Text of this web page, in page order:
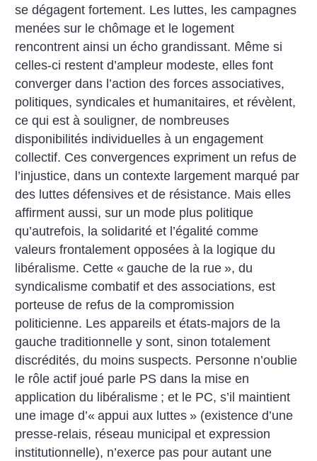
se dégagent fortement. Les luttes, les campagnes
menées sur le chômage et le logement
rencontrent ainsi un écho grandissant. Même si
celles-ci restent d’ampleur modeste, elles font
converger dans l’action des forces associatives,
politiques, syndicales et humanitaires, et révèlent,
ce qui est à souligner, de nombreuses
disponibilités individuelles à un engagement
collectif. Ces convergences expriment un refus de
l’injustice, dans un contexte largement marqué par
des luttes défensives et de résistance. Mais elles
affirment aussi, sur un mode plus politique
qu’autrefois, la solidarité et l’égalité comme
valeurs frontalement opposées à la logique du
libéralisme. Cette « gauche de la rue », du
syndicalisme combatif et des associations, est
porteuse de refus de la compromission
politicienne. Les appareils et états-majors de la
gauche traditionnelle y sont, sinon totalement
discrédités, du moins suspects. Personne n’oublie
le rôle actif joué parle PS dans la mise en
application du libéralisme ; et le PC, s’il maintient
une image d’« appui aux luttes » (existence d’une
presse-relais, réseau municipal et expression
institutionnelle), n’exerce pas pour autant une